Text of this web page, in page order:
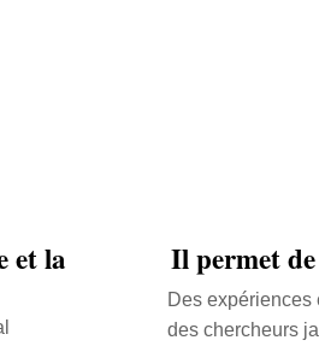
et la Il permet
Des expériences
des chercheurs